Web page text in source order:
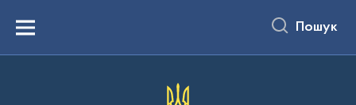
вмістуMenu Пошук